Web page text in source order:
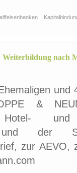
nach
und
&
und
und der
zur